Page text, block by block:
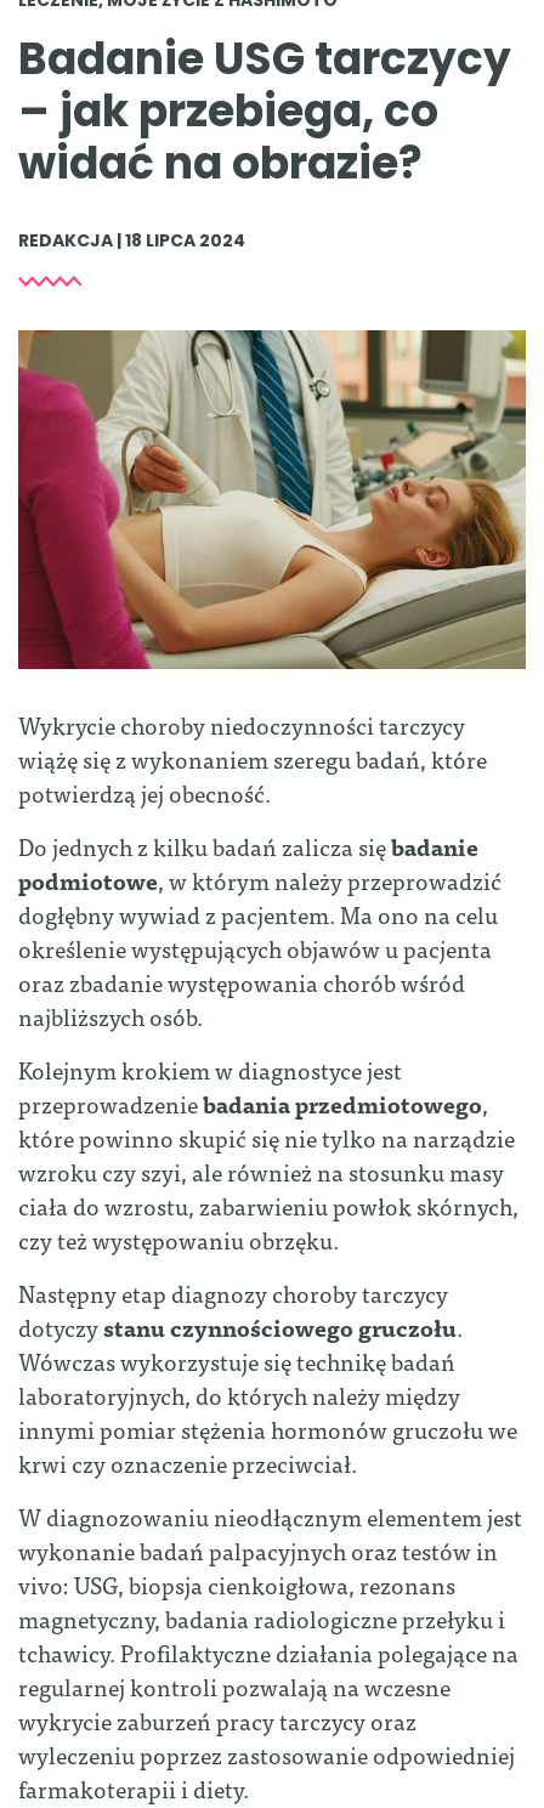
Badanie USG tarczycy
– jak przebiega, co
widać na obrazie?
REDAKCJA | 18 LIPCA 2024
Wykrycie choroby niedoczynności tarczycy
wiążę się z wykonaniem szeregu badań, które
potwierdzą jej obecność.
Do jednych z kilku badań zalicza siębadanie
podmiotowe, w którym należy przeprowadzić
dogłębny wywiad z pacjentem. Ma ono na celu
określenie występujących objawów u pacjenta
oraz zbadanie występowania chorób wśród
najbliższych osób.
Kolejnym krokiem w diagnostyce jest
przeprowadzeniebadania przedmiotowego,
które powinno skupić się nie tylko na narządzie
wzroku czy szyi, ale również na stosunku masy
ciała do wzrostu, zabarwieniu powłok skórnych,
czy też występowaniu obrzęku.
Następny etap diagnozy choroby tarczycy
dotyczystanu czynnościowego gruczołu.
Wówczas wykorzystuje się technikę badań
laboratoryjnych, do których należy między
innymi pomiar stężenia hormonów gruczołu we
krwi czy oznaczenie przeciwciał.
W diagnozowaniu nieodłącznym elementem jest
wykonanie badań palpacyjnych oraz testów in
vivo: USG, biopsja cienkoigłowa, rezonans
magnetyczny, badania radiologiczne przełyku i
tchawicy. Profilaktyczne działania polegające na
regularnej kontroli pozwalają na wczesne
wykrycie zaburzeń pracy tarczycy oraz
wyleczeniu poprzez zastosowanie odpowiedniej
farmakoterapii i diety.